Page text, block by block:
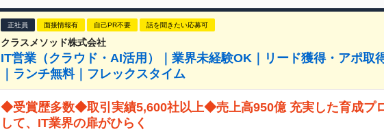
正社員 面接情報有 自己PR不要 話を聞きたい応募可
クラスメソッド株式会社
IT営業（クラウド・AI活用）｜業界未経験OK｜リード獲得・アポ取
｜ランチ無料｜フレックスタイム
◆受賞歴多数◆取引実績5,600社以上◆売上高950億 充実した育成プ
して、IT業界の扉がひらく